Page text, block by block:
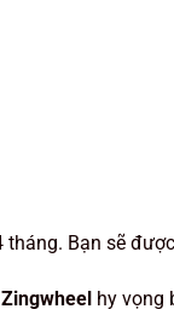
Bạn sẽ
Zingwheel hy vọng